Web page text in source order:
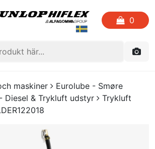
0
maskiner
Eurolube - Smøre
Diesel & Trykluft udstyr
Trykluft